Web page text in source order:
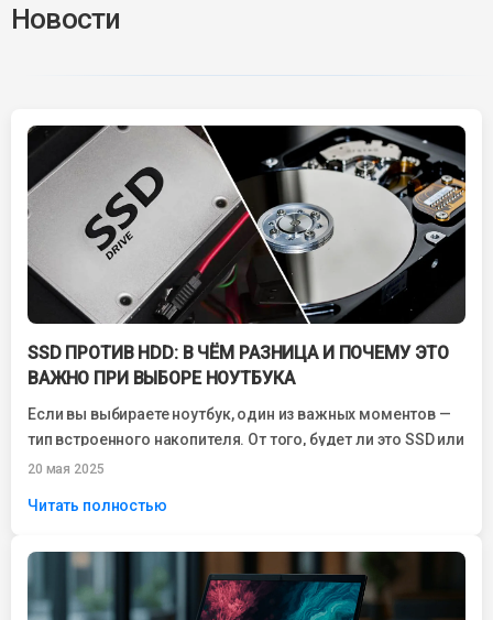
Новости
SSD ПРОТИВ HDD: В ЧЁМ РАЗНИЦА И ПОЧЕМУ ЭТО
ВАЖНО ПРИ ВЫБОРЕ НОУТБУКА
Если вы выбираете ноутбук, один из важных моментов —
тип встроенного накопителя. От того, будет ли это SSD или
HDD,...
20 мая 2025
Читать полностью